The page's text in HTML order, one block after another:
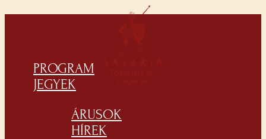
PROGRAM
JEGYEK
ÁRUSOK
HÍREK